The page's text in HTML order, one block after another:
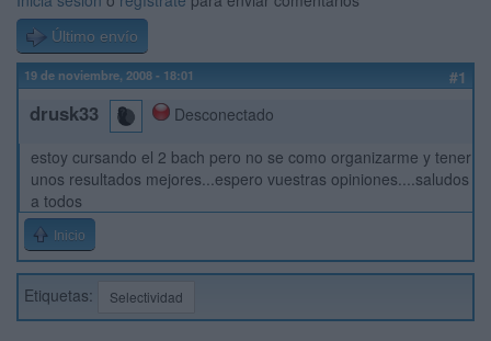
Último envío
19 de noviembre, 2008 - 18:01 #1
drusk33
Desconectado
estoy cursando el 2 bach pero no se como organizarme y tener
unos resultados mejores...espero vuestras opiniones....saludos
a todos
Inicio
Etiquetas: Selectividad